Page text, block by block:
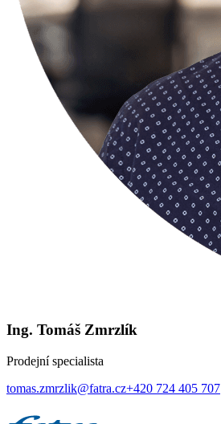
Ing. Tomáš Zmrzlík
Prodejní specialista
tomas.zmrzlik@fatra.cz+420 724 405 707